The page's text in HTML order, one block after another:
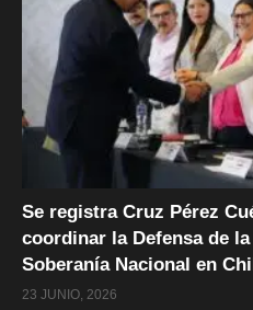
Se registra Cruz Pérez
coordinar la Defensa de
Soberanía Nacional en
23 JUNIO, 2026